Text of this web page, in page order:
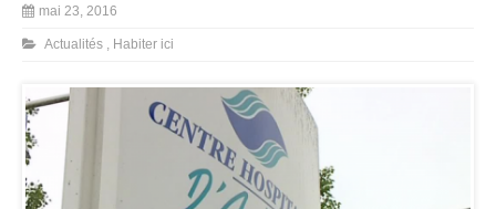
mai 23, 2016
Actualités , Habiter ici